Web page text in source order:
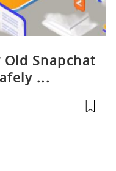
Snapchat
...